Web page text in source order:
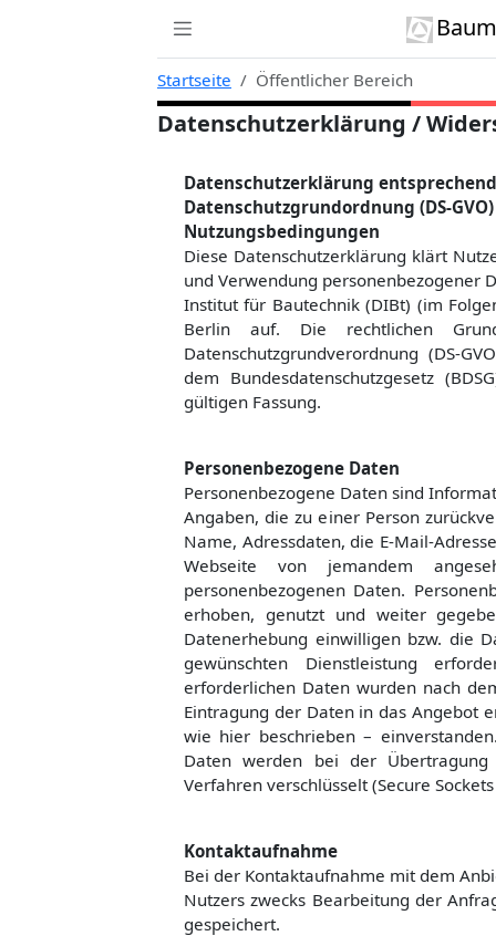
Startseite Öffentlicher Bereich
Datenschutzerklärung /
Datenschutzerklärung
Datenschutzgrundordnung (DS-
Nutzungsbedingungen
Diese Datenschutzerklärung klärt
und Verwendung personenbezogener
Institut für Bautechnik (DIBt) (im
Berlin auf. Die rechtlichen
Datenschutzgrundverordnung (DS-
dem Bundesdatenschutzgesetz
gültigen Fassung.
Personenbezogene Daten
Personenbezogene Daten sind
Angaben, die zu einer Person
Name, Adressdaten, die E-Mail-
Webseite von jemandem
personenbezogenen Daten.
erhoben, genutzt und weiter
Datenerhebung einwilligen bzw. die
gewünschten Dienstleistung
erforderlichen Daten wurden nach
Eintragung der Daten in das Angebot
wie hier beschrieben –
Daten werden bei der
Verfahren verschlüsselt (Secure Sockets
Kontaktaufnahme
Bei der Kontaktaufnahme mit dem
Nutzers zwecks Bearbeitung der
gespeichert.